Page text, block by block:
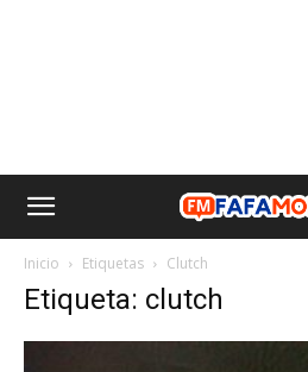
Inicio Etiquetas Clutch
Etiqueta: clutch